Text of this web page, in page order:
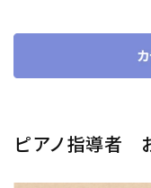
ピアノ指導者